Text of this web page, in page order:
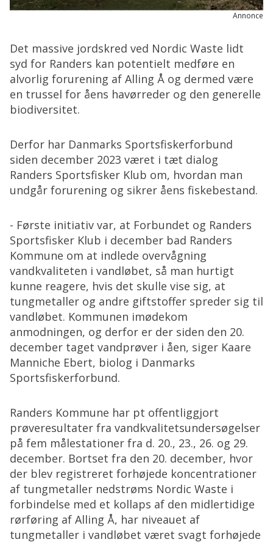
Annonce
Det massive jordskred ved Nordic Waste lidt
syd for Randers kan potentielt medføre en
alvorlig forurening af Alling Å og dermed være
en trussel for åens havørreder og den generelle
biodiversitet.
Derfor har Danmarks Sportsfiskerforbund
siden december 2023 været i tæt dialog
Randers Sportsfisker Klub om, hvordan man
undgår forurening og sikrer åens fiskebestand.
- Første initiativ var, at Forbundet og Randers
Sportsfisker Klub i december bad Randers
Kommune om at indlede overvågning
vandkvaliteten i vandløbet, så man hurtigt
kunne reagere, hvis det skulle vise sig, at
tungmetaller og andre giftstoffer spreder sig til
vandløbet. Kommunen imødekom
anmodningen, og derfor er der siden den 20.
december taget vandprøver i åen, siger Kaare
Manniche Ebert, biolog i Danmarks
Sportsfiskerforbund.
Randers Kommune har pt offentliggjort
prøveresultater fra vandkvalitetsundersøgelser
på fem målestationer fra d. 20., 23., 26. og 29.
december. Bortset fra den 20. december, hvor
der blev registreret forhøjede koncentrationer
af tungmetaller nedstrøms Nordic Waste i
forbindelse med et kollaps af den midlertidige
rørføring af Alling Å, har niveauet af
tungmetaller i vandløbet været svagt forhøjede